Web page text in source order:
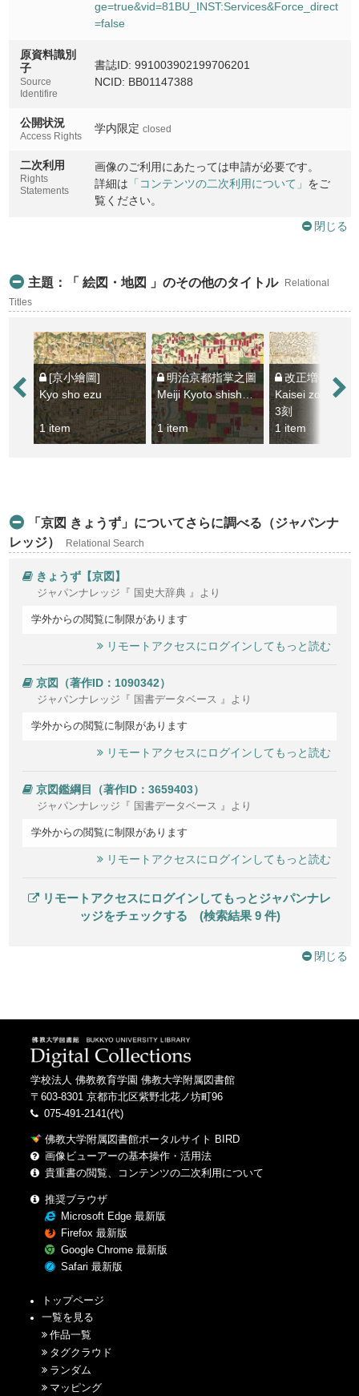
ge=true&vid=81BU_INST:Services&Force_direct
=false
原資料識別
子
Source
Identifire
書誌ID: 991003902199706201
NCID: BB01147388
公開状況
Access Rights
学内限定 closed
二次利用
Rights
Statements
画像のご利用にあたっては申請が必要です。
詳細は 「コンテンツの二次利用について」 をご
覧ください。
閉じる
主題：「 絵図・地図 」のその他のタイトル
Relational
Titles
[京小繪圖]
Kyo sho ezu
1 item
明治京都指掌之圖
Meiji Kyoto shisho no zu
1 item
改正増補京繪圖大
3刻
1 item
「京図 きょうず」についてさらに調べる（ジャパンナ
レッジ）
Relational Search
きょうず【京図】
ジャパンナレッジ『 国史大辞典 』より
学外からの閲覧に制限があります
リモートアクセスにログインしてもっと読む
京図（著作ID：1090342）
ジャパンナレッジ『 国書データベース 』より
学外からの閲覧に制限があります
リモートアクセスにログインしてもっと読む
京図鑑綱目（著作ID：3659403）
ジャパンナレッジ『 国書データベース 』より
学外からの閲覧に制限があります
リモートアクセスにログインしてもっと読む
リモートアクセスにログインしてもっとジャパンナレ
ッジをチェックする (検索結果 9 件)
閉じる
学校法人 佛教教育学園 佛教大学附属図書館
〒603-8301 京都市北区紫野北花ノ坊町96
075-491-2141(代)
佛教大学附属図書館ポータルサイト BIRD
画像ビューアーの基本操作・活用法
貴重書の閲覧、コンテンツの二次利用について
推奨ブラウザ
Microsoft Edge 最新版
Firefox 最新版
Google Chrome 最新版
Safari 最新版
トップページ
一覧を見る
作品一覧
タグクラウド
ランダム
マッピング